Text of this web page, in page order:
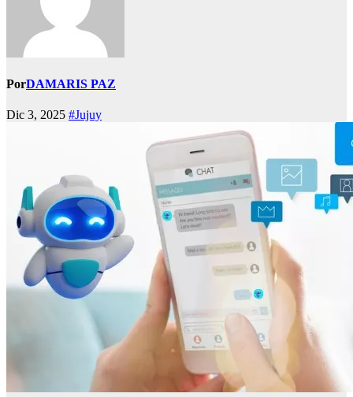
PorDAMARIS PAZ
Dic 3, 2025 #Jujuy